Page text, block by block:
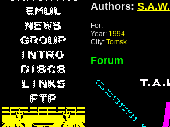
Authors: S.A.W.
For:
Year: 1994
City: Tomsk
Forum